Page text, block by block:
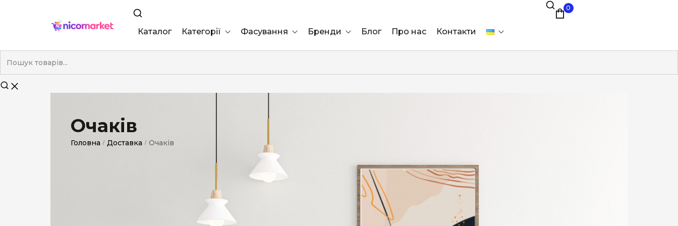
Каталог Категорії
Без фільтра
Смакові (капсула)
Фасування Бренди Блог Про нас Контакти
0
Очаків
Головна / Доставка / Очаків